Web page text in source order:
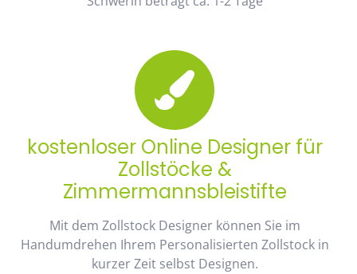
kostenloser Online Designer für
Zollstöcke &
Zimmermannsbleistifte
Mit dem Zollstock Designer können Sie im
Handumdrehen Ihrem Personalisierten Zollstock in
kurzer Zeit selbst Designen.